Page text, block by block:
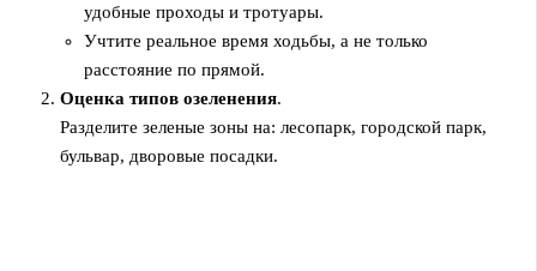
удобные проходы и тротуары.
Учтите реальное время ходьбы, а не только
расстояние по прямой.
Оценка типов озеленения.
Разделите зеленые зоны на: лесопарк, городской парк,
бульвар, дворовые посадки.